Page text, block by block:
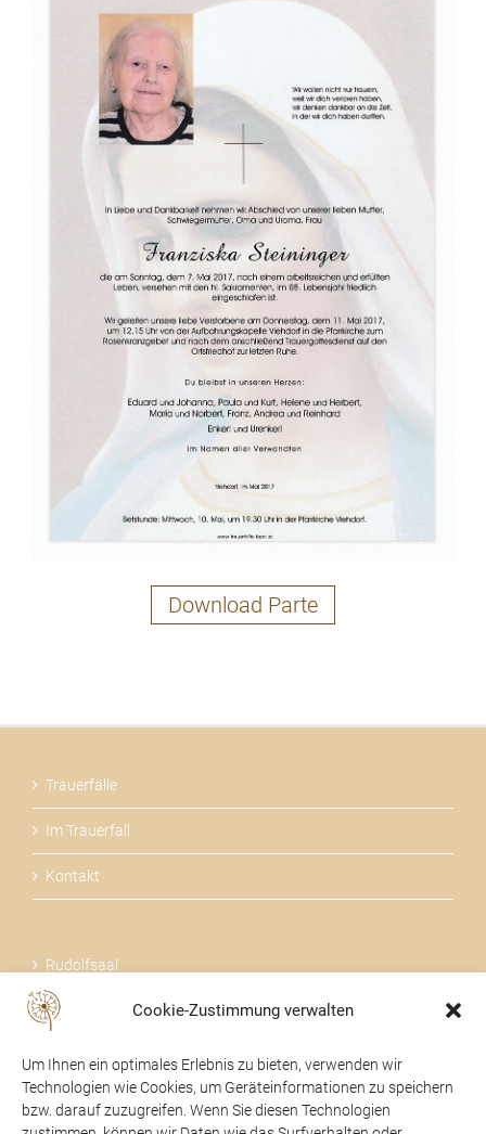
Cookie-Zustimmung verwalten
Um Ihnen ein optimales Erlebnis zu bieten, verwenden wir
Technologien wie Cookies, um Geräteinformationen zu speichern
bzw. darauf zuzugreifen. Wenn Sie diesen Technologien
Download Parte
Trauerfälle
Im Trauerfall
Kontakt
Rudolfsaal
Über uns